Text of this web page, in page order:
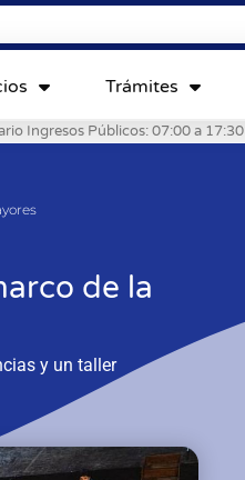
Trámites
Ingresos Públicos: 07:00 a 17:30
de la
y un taller